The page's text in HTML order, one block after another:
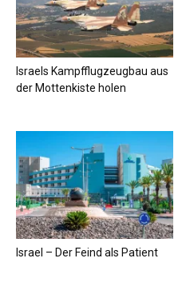
Israels Kampfflugzeugbau aus
der Mottenkiste holen
Israel – Der Feind als Patient